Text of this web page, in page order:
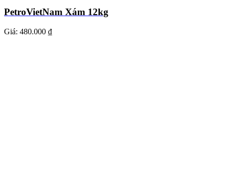
PetroVietNam Xám 12kg
Giá: 480.000 ₫